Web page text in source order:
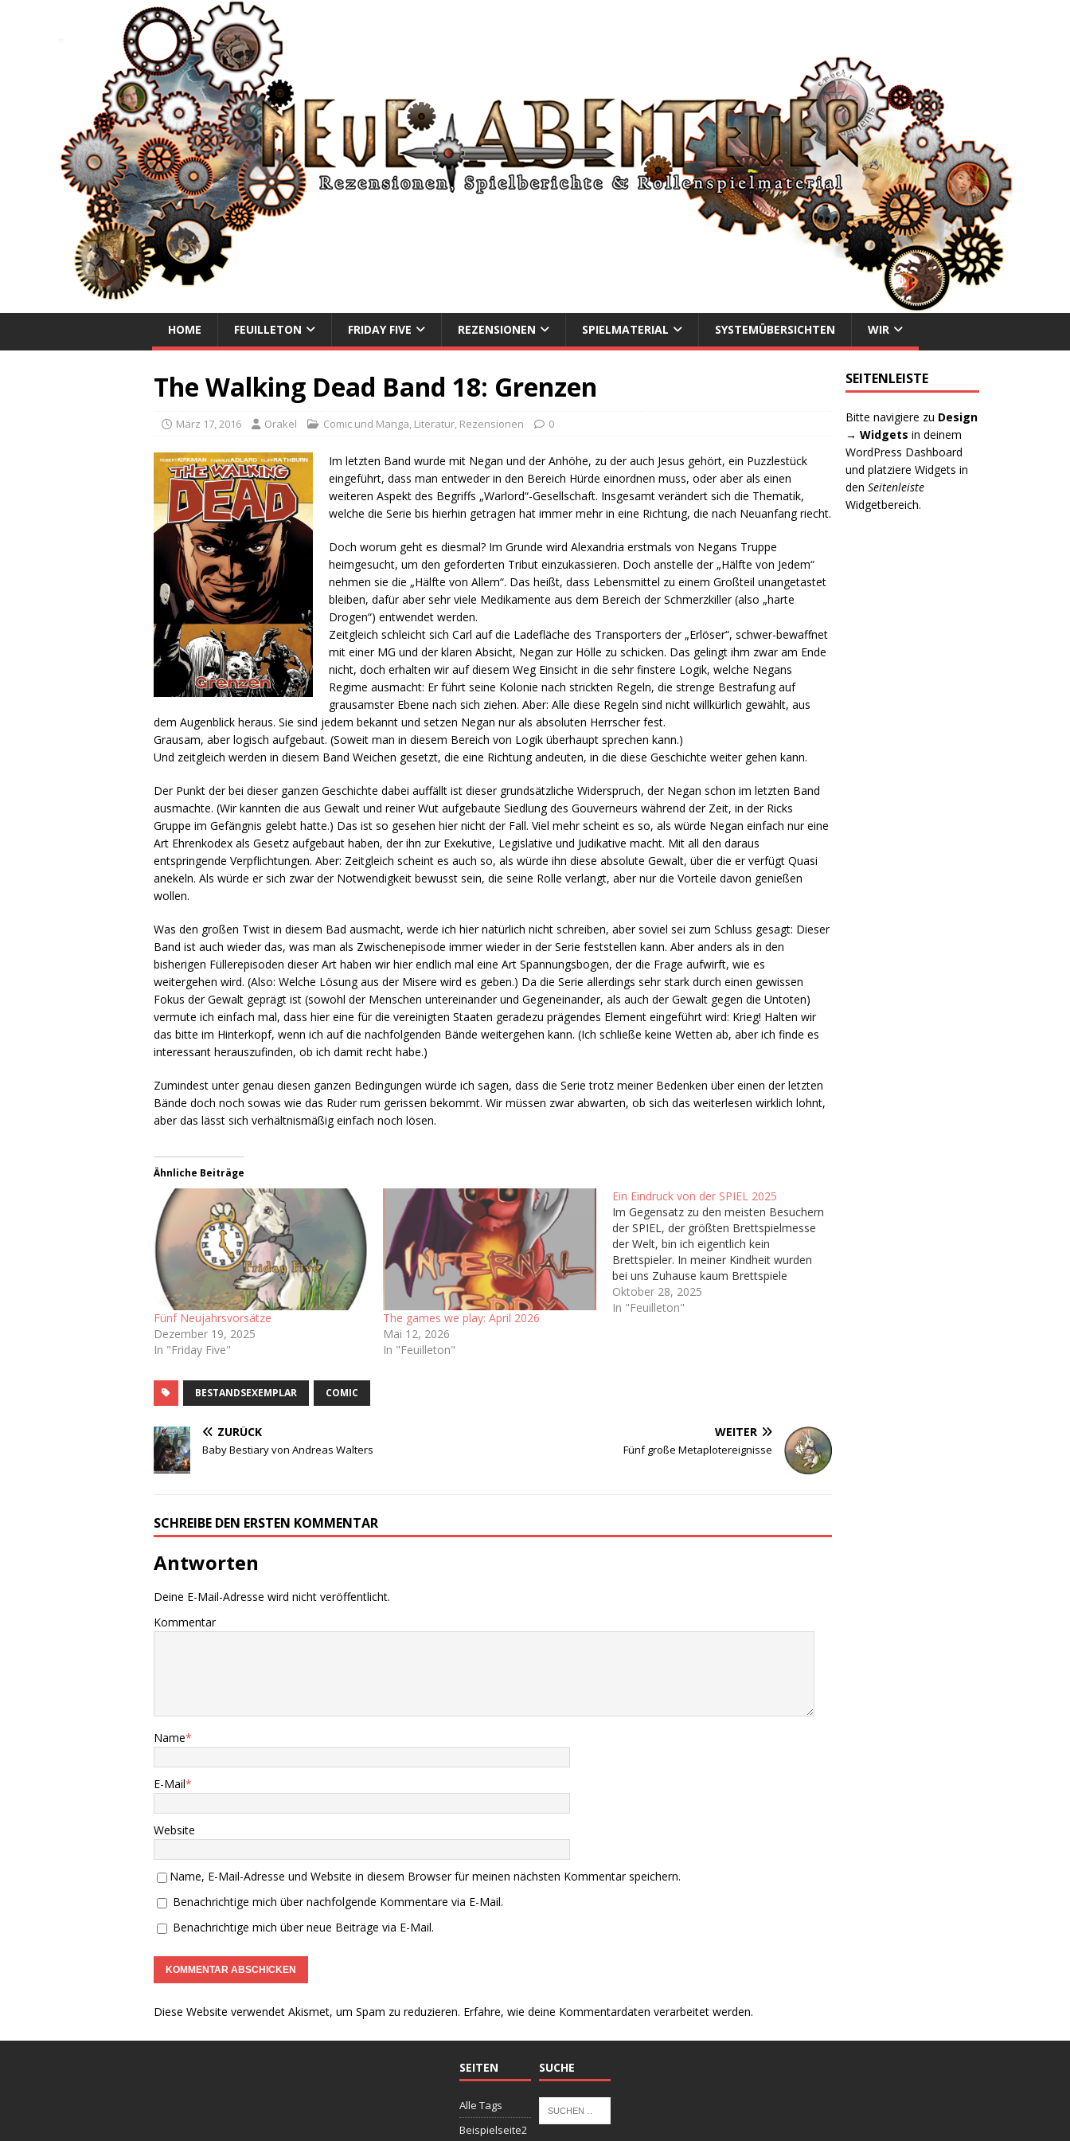
NEUE ABENTEUER
HOME FEUILLETON FRIDAY FIVE REZENSIONEN SPIELMATERIAL SYSTEMÜBERSICHTEN WIR
The Walking Dead Band 18: Grenzen
März 17, 2016 Orakel Comic und Manga, Literatur, Rezensionen 0
Im letzten Band wurde mit Negan und der Anhöhe, zu der auch Jesus gehört, ein Puzzlestück
eingeführt, dass man entweder in den Bereich Hürde einordnen muss, oder aber als einen
weiteren Aspekt des Begriffs „Warlord“-Gesellschaft. Insgesamt verändert sich die Thematik,
welche die Serie bis hierhin getragen hat immer mehr in eine Richtung, die nach Neuanfang riecht.
Doch worum geht es diesmal? Im Grunde wird Alexandria erstmals von Negans Truppe
heimgesucht, um den geforderten Tribut einzukassieren. Doch anstelle der „Hälfte von Jedem“
nehmen sie die „Hälfte von Allem“. Das heißt, dass Lebensmittel zu einem Großteil unangetastet
bleiben, dafür aber sehr viele Medikamente aus dem Bereich der Schmerzkiller (also „harte
Drogen“) entwendet werden.
Zeitgleich schleicht sich Carl auf die Ladefläche des Transporters der „Erlöser“, schwer-bewaffnet
mit einer MG und der klaren Absicht, Negan zur Hölle zu schicken. Das gelingt ihm zwar am Ende
nicht, doch erhalten wir auf diesem Weg Einsicht in die sehr finstere Logik, welche Negans
Regime ausmacht: Er führt seine Kolonie nach strickten Regeln, die strenge Bestrafung auf
grausamster Ebene nach sich ziehen. Aber: Alle diese Regeln sind nicht willkürlich gewählt, aus
dem Augenblick heraus. Sie sind jedem bekannt und setzen Negan nur als absoluten Herrscher fest.
Grausam, aber logisch aufgebaut. (Soweit man in diesem Bereich von Logik überhaupt sprechen kann.)
Und zeitgleich werden in diesem Band Weichen gesetzt, die eine Richtung andeuten, in die diese Geschichte weiter gehen kann.
Der Punkt der bei dieser ganzen Geschichte dabei auffällt ist dieser grundsätzliche Widerspruch, der Negan schon im letzten Band
ausmachte. (Wir kannten die aus Gewalt und reiner Wut aufgebaute Siedlung des Gouverneurs während der Zeit, in der Ricks
Gruppe im Gefängnis gelebt hatte.) Das ist so gesehen hier nicht der Fall. Viel mehr scheint es so, als würde Negan einfach nur eine
Art Ehrenkodex als Gesetz aufgebaut haben, der ihn zur Exekutive, Legislative und Judikative macht. Mit all den daraus
entspringende Verpflichtungen. Aber: Zeitgleich scheint es auch so, als würde ihn diese absolute Gewalt, über die er verfügt Quasi
anekeln. Als würde er sich zwar der Notwendigkeit bewusst sein, die seine Rolle verlangt, aber nur die Vorteile davon genießen
wollen.
Was den großen Twist in diesem Bad ausmacht, werde ich hier natürlich nicht schreiben, aber soviel sei zum Schluss gesagt: Dieser
Band ist auch wieder das, was man als Zwischenepisode immer wieder in der Serie feststellen kann. Aber anders als in den
bisherigen Füllerepisoden dieser Art haben wir hier endlich mal eine Art Spannungsbogen, der die Frage aufwirft, wie es
weitergehen wird. (Also: Welche Lösung aus der Misere wird es geben.) Da die Serie allerdings sehr stark durch einen gewissen
Fokus der Gewalt geprägt ist (sowohl der Menschen untereinander und Gegeneinander, als auch der Gewalt gegen die Untoten)
vermute ich einfach mal, dass hier eine für die vereinigten Staaten geradezu prägendes Element eingeführt wird: Krieg! Halten wir
das bitte im Hinterkopf, wenn ich auf die nachfolgenden Bände weitergehen kann. (Ich schließe keine Wetten ab, aber ich finde es
interessant herauszufinden, ob ich damit recht habe.)
Zumindest unter genau diesen ganzen Bedingungen würde ich sagen, dass die Serie trotz meiner Bedenken über einen der letzten
Bände doch noch sowas wie das Ruder rum gerissen bekommt. Wir müssen zwar abwarten, ob sich das weiterlesen wirklich lohnt,
aber das lässt sich verhältnismäßig einfach noch lösen.
Ähnliche Beiträge
Fünf Neujahrsvorsätze
Dezember 19, 2025
In "Friday Five"
The games we play: April 2026
Mai 12, 2026
In "Feuilleton"
Ein Eindruck von der SPIEL 2025
Im Gegensatz zu den meisten Besuchern
der SPIEL, der größten Brettspielmesse
der Welt, bin ich eigentlich kein
Brettspieler. In meiner Kindheit wurden
bei uns Zuhause kaum Brettspiele
gespielt abseits von ab und an Risiko
oder Monopoly, dementsprechend habe
Oktober 28, 2025
In "Feuilleton"
BESTANDSEXEMPLAR COMIC
ZURÜCK
Baby Bestiary von Andreas Walters
WEITER
Fünf große Metaplotereignisse
SCHREIBE DEN ERSTEN KOMMENTAR
Antworten
Deine E-Mail-Adresse wird nicht veröffentlicht.
Kommentar
Name*
E-Mail*
Website
Name, E-Mail-Adresse und Website in diesem Browser für meinen nächsten Kommentar speichern.
Benachrichtige mich über nachfolgende Kommentare via E-Mail.
Benachrichtige mich über neue Beiträge via E-Mail.
Diese Website verwendet Akismet, um Spam zu reduzieren. Erfahre, wie deine Kommentardaten verarbeitet werden.
SEITENLEISTE
Bitte navigiere zu Design
→ Widgets in deinem
WordPress Dashboard
und platziere Widgets in
denSeitenleiste
Widgetbereich.
SEITEN
Alle Tags
Beispielseite2
SUCHE